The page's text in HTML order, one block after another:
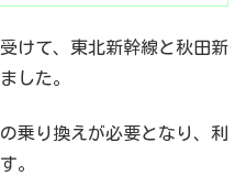
けて、東北新幹線と秋田新
した。
乗り換えが必要となり、利
。